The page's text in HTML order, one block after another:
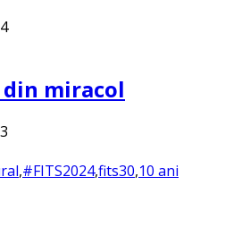
din miracol
,#FITS2024,fits30,10 ani